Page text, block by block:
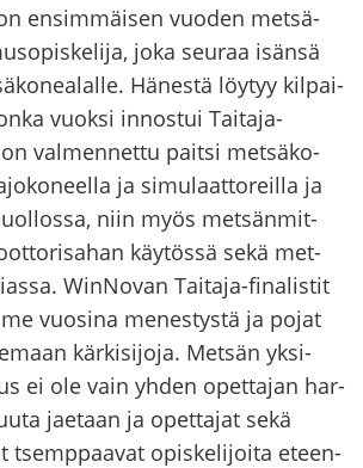
en­sim­mäi­sen vuo­den met­sä­
joka seu­raa isän­sä
Hä­nes­tä löy­tyy kil­pai­
vuok­si in­nos­tui Taitaja-​
val­men­net­tu pait­si met­sä­ko­
ja si­mu­laat­to­reil­la ja
niin myös met­sän­mit­
käy­tös­sä sekä met­
WinNovan Taitaja-​finalistit
vuo­si­na me­nes­tys­tä ja pojat
kär­ki­si­jo­ja. Met­sän yk­si­
ei ole vain yhden opet­ta­jan har­
jae­taan ja opet­ta­jat sekä
tsemp­paa­vat opis­ke­li­joi­ta eteen­